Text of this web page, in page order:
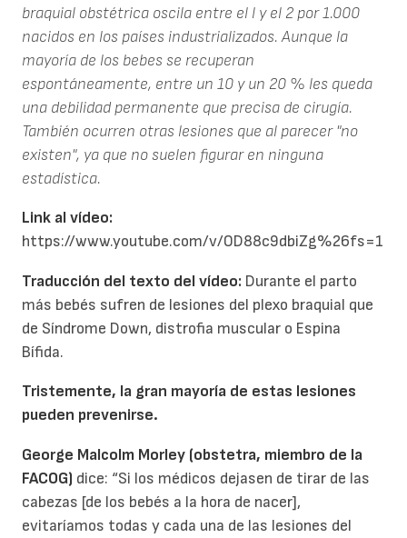
braquial obstétrica oscila entre el l y el 2 por 1.000
nacidos en los países industrializados. Aunque la
mayoría de los bebes se recuperan
espontáneamente, entre un 10 y un 20 % les queda
una debilidad permanente que precisa de cirugía.
También ocurren otras lesiones que al parecer "no
existen", ya que no suelen figurar en ninguna
estadística.
Link al vídeo:
https://www.youtube.com/v/OD88c9dbiZg%26fs=1
Traducción del texto del vídeo: Durante el parto
más bebés sufren de lesiones del plexo braquial que
de Síndrome Down, distrofia muscular o Espina
Bífida.
Tristemente, la gran mayoría de estas lesiones
pueden prevenirse.
George Malcolm Morley (obstetra, miembro de la
FACOG) dice: “Si los médicos dejasen de tirar de las
cabezas [de los bebés a la hora de nacer],
evitaríamos todas y cada una de las lesiones del